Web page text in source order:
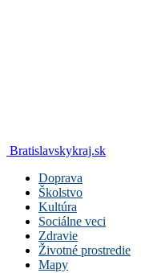
Bratislavskykraj.sk
Doprava
Školstvo
Kultúra
Sociálne veci
Zdravie
Životné prostredie
Mapy